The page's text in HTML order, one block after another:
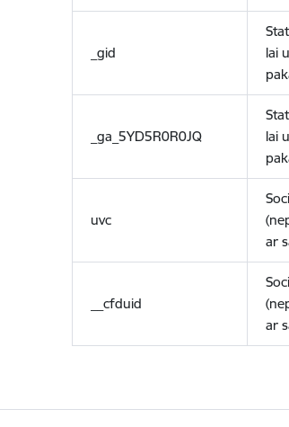
_gid
lai
_ga_5YD5R0R0JQ
lai
uvc
ar
__cfduid
ar